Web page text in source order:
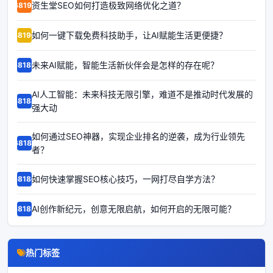
68191资生堂SEO如何打造极致网络优化之道？
68190如何一键下载免费科技助手，让AI赋能生活更便捷？
68189未来AI赋能，智能生活新伙伴会是怎样的存在呢？
68188
AI人工智能：未来科技无限引擎，难道不是推动时代发展的
强大动
68187
如何通过SEO神器，实现企业排名的逆袭，成为行业领先
者？
68186如何快速掌握SEO核心技巧，一网打尽自学方法？
68185AI创作新纪元，创意无限启航，如何开启的无限可能？
热门标签